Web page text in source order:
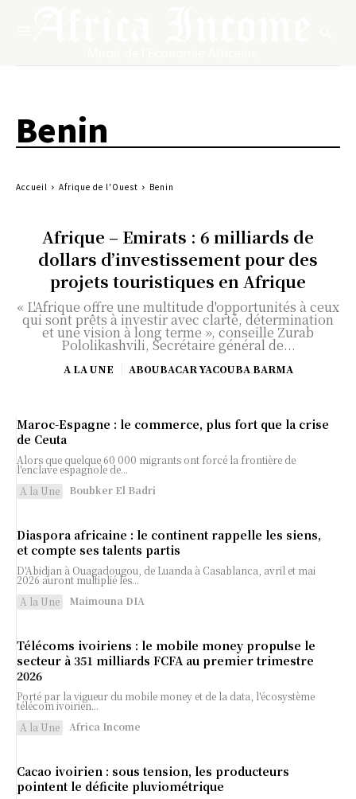
Benin
Accueil Afrique de l'Ouest Benin
Afrique – Emirats : 6 milliards de
dollars d’investissement pour des
projets touristiques en Afrique
« L'Afrique offre une multitude d'opportunités à ceux
qui sont prêts à investir avec clarté, détermination
et une vision à long terme », conseille Zurab
Pololikashvili, Secrétaire général de...
A LA UNE ABOUBACAR YACOUBA BARMA
Maroc-Espagne : le commerce, plus fort que la crise
de Ceuta
Alors que quelque 60 000 migrants ont forcé la frontière de
l'enclave espagnole de...
A la Une
Boubker El Badri
Diaspora africaine : le continent rappelle les siens,
et compte ses talents partis
D'Abidjan à Ouagadougou, de Luanda à Casablanca, avril et mai
2026 auront multiplié les...
A la Une
Maimouna DIA
Télécoms ivoiriens : le mobile money propulse le
secteur à 351 milliards FCFA au premier trimestre
2026
Porté par la vigueur du mobile money et de la data, l'écosystème
télécom ivoirien...
A la Une
Africa Income
Cacao ivoirien : sous tension, les producteurs
pointent le déficite pluviométrique